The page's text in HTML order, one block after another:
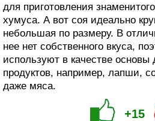
для приготовления
хумуса. А вот соя идеально
небольшая по размеру. В
нее нет собственного вкуса,
используют в качестве основы
продуктов, например, лапши,
даже мяса.
+15